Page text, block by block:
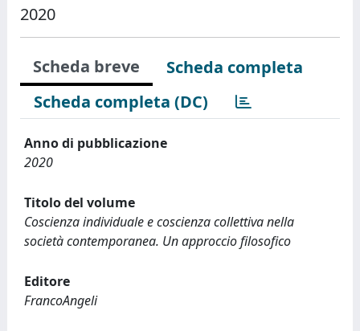
2020
Scheda breve
Scheda completa
Scheda completa (DC)
Anno di pubblicazione
2020
Titolo del volume
Coscienza individuale e coscienza collettiva nella
società contemporanea. Un approccio filosofico
Editore
FrancoAngeli